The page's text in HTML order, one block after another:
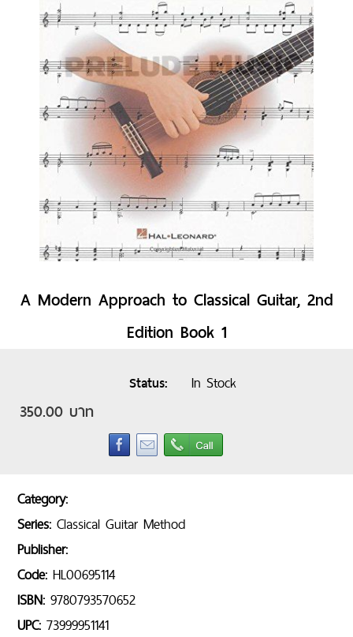
A Modern Approach to Classical Guitar, 2nd
Edition Book 1
Status In Stock
350.00 บาท
Category:
Series:Classical Guitar Method
Publisher:
Code:HL00695114
ISBN:9780793570652
UPC:73999951141